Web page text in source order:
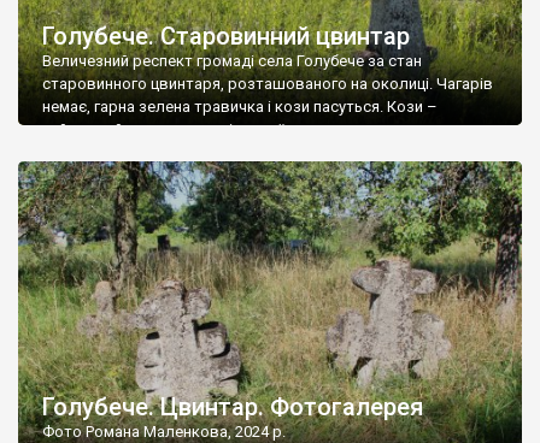
Голубече. Старовинний цвинтар
Величезний респект громаді села Голубече за стан
старовинного цвинтаря, розташованого на околиці. Чагарів
немає, гарна зелена травичка і кози пасуться. Кози –
найкращий регулятор шкідливої, для старих кладовищ,
бруньками, кози ті бруньки обгризають, бо то улюблений
делікатес. На цвинтарі у Голубечому ціла колекція
різноманітних форм хрестів. Село відносно невелике, […]
Голубече. Цвинтар. Фотогалерея
Фото Романа Маленкова, 2024 р.